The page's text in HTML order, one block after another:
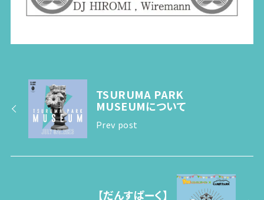
TSURUMA PARK
MUSEUMについて
Prev post
【だんすぱーく】